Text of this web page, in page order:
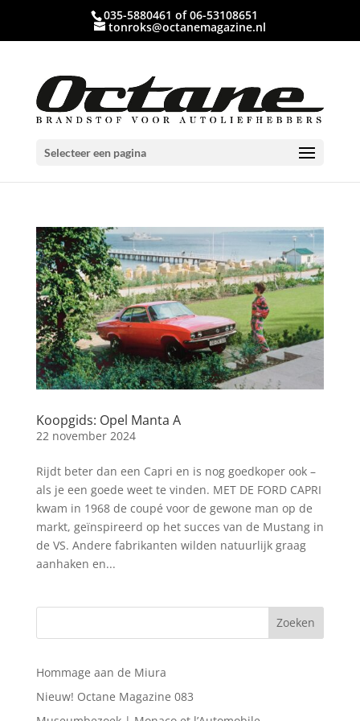
035-5880461 of 06-53108651
tonroks@octanemagazine.nl
Selecteer een pagina
Koopgids: Opel Manta A
22 november 2024
Rijdt beter dan een Capri en is nog goedkoper ook –
als je een goede weet te vinden. MET DE FORD CAPRI
kwam in 1968 de coupé voor de gewone man op de
markt, geïnspireerd op het succes van de Mustang in
de VS. Andere fabrikanten wilden natuurlijk graag
aanhaken en...
Hommage aan de Miura
Nieuw! Octane Magazine 083